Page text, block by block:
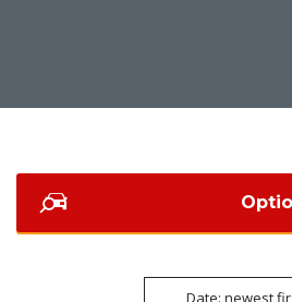
Date: newest